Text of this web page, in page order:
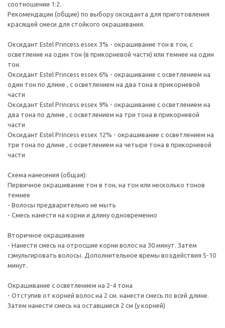
соотношении 1:2.
Рекомендации (общие) по выбору оксиданта для приготовления
красящей смеси для стойкого окрашивания.
Оксидант Estel Princess essex 3% - окрашивание тон в тон, с
осветление на один тон (в прикорневой части) или темнее на один
тон.
Оксидант Estel Princess essex 6% - окрашивание с осветлением на
один тон по длине , с осветлением на два тона в прикорневой
части
Оксидант Estel Princess essex 9% - окрашивание с осветлением на
два тона по длине , с осветлением на три тона в прикорневой
части
Оксидант Estel Princess essex 12% - окрашивание с осветлением на
три тона по длине , с осветлением на четыре тона в прикорневой
части
Схема нанесения (общая):
Первичное окрашивание тон в тон, на тон или несколько тонов
темнее
- Волосы предварительно не мыть
- Смесь нанести на корни и длину одновременно
Вторичное окрашивание
- Нанести смесь на отросшие корни волос на 30 минут. Затем
сэмульгировать волосы. Дополнительное времы воздействия 5-10
минут.
Окрашивание с осветлением на 2-4 тона
- Отступив от корней волос на 2 см. нанести смесь по всей длине.
Затем нанести смесь на оставшиеся 2 см (у корней)